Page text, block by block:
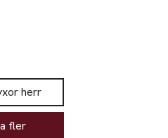
herr
fler